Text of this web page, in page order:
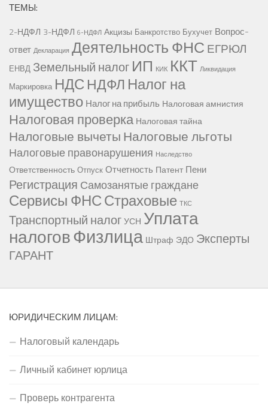
ТЕМЫ:
2-НДФЛ 3-НДФЛ 6-НДФЛ Акцизы Банкротство Бухучет Вопрос-
ответ Декларация Деятельность ФНС ЕГРЮЛ
ЕНВД Земельный налог ИП КИК ККТ Ликвидация
Маркировка НДС НДФЛ Налог на
имущество Налог на прибыль Налоговая амнистия
Налоговая проверка Налоговая тайна
Налоговые вычетыНалоговые льготы
Налоговые правонарушения Наследство
Ответственность Отпуск Отчетность Патент Пени
Регистрация Самозанятые граждане
Сервисы ФНССтраховые ТКС
Транспортный налогУСН Уплата
налоговФизлица Штраф ЭДО Эксперты
ГАРАНТ
ЮРИДИЧЕСКИМ ЛИЦАМ:
Налоговый календарь
Личный кабинет юрлица
Проверь контрагента